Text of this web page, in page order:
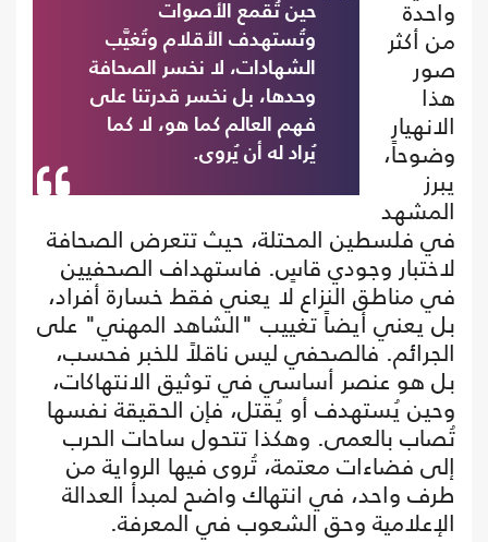
حين تُقمع الأصوات
وتُستهدف الأقلام وتُغيَّب
الشهادات، لا نخسر الصحافة
وحدها، بل نخسر قدرتنا على
فهم العالم كما هو، لا كما
يُراد له أن يُروى.
واحدة
من أكثر
صور
هذا
الانهيار
وضوحاً،
يبرز
المشهد
في فلسطين المحتلة، حيث تتعرض الصحافة
لاختبار وجودي قاسٍ. فاستهداف الصحفيين
في مناطق النزاع لا يعني فقط خسارة أفراد،
بل يعني أيضاً تغييب "الشاهد المهني" على
الجرائم. فالصحفي ليس ناقلاً للخبر فحسب،
بل هو عنصر أساسي في توثيق الانتهاكات،
وحين يُستهدف أو يُقتل، فإن الحقيقة نفسها
تُصاب بالعمى. وهكذا تتحول ساحات الحرب
إلى فضاءات معتمة، تُروى فيها الرواية من
طرف واحد، في انتهاك واضح لمبدأ العدالة
الإعلامية وحق الشعوب في المعرفة.